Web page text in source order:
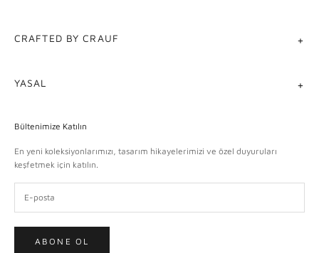
CRAFTED BY CRAUF
YASAL
Bültenimize Katılın
En yeni koleksiyonlarımızı, tasarım hikayelerimizi ve özel duyuruları
keşfetmek için katılın.
ABONE OL